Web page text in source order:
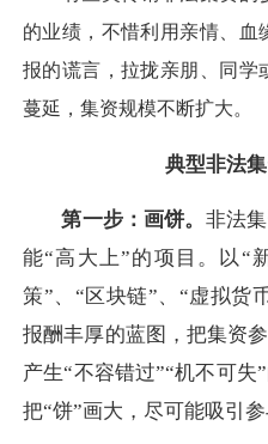
的业绩，不惜利用亲情、血
报的谎言，拉拢亲朋、同学
蔓延，集资规模不断扩大。
典型非法
第一步：画饼。 非法
能“高大上”的项目。以“
策”、“区块链”、“虚拟货
报酬丰厚的蓝图，把集资
产生“不容错过”“机不可
把“饼”画大，尽可能吸引参